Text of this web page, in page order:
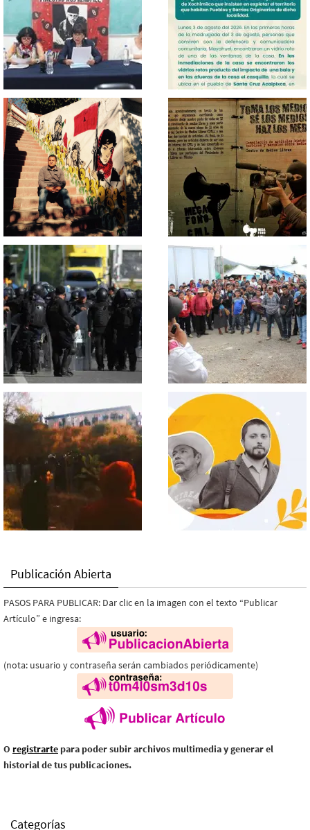
Publicación Abierta
PASOS PARA PUBLICAR: Dar clic en la imagen con el texto “Publicar
Artículo” e ingresa:
(nota: usuario y contraseña serán cambiados periódicamente)
O registrarte para poder subir archivos multimedia y generar el
historial de tus publicaciones.
Categorías